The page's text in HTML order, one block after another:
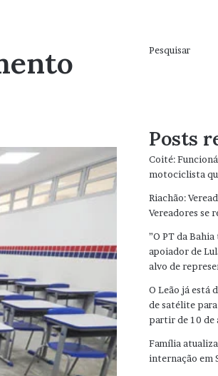
Pesquisar
Posts
Coité:
motociclista
Riachão:
Vereadores se
”O PT da
apoiador de
alvo de
O Leão já está
de satélite
partir de 10 de
Família
internação em